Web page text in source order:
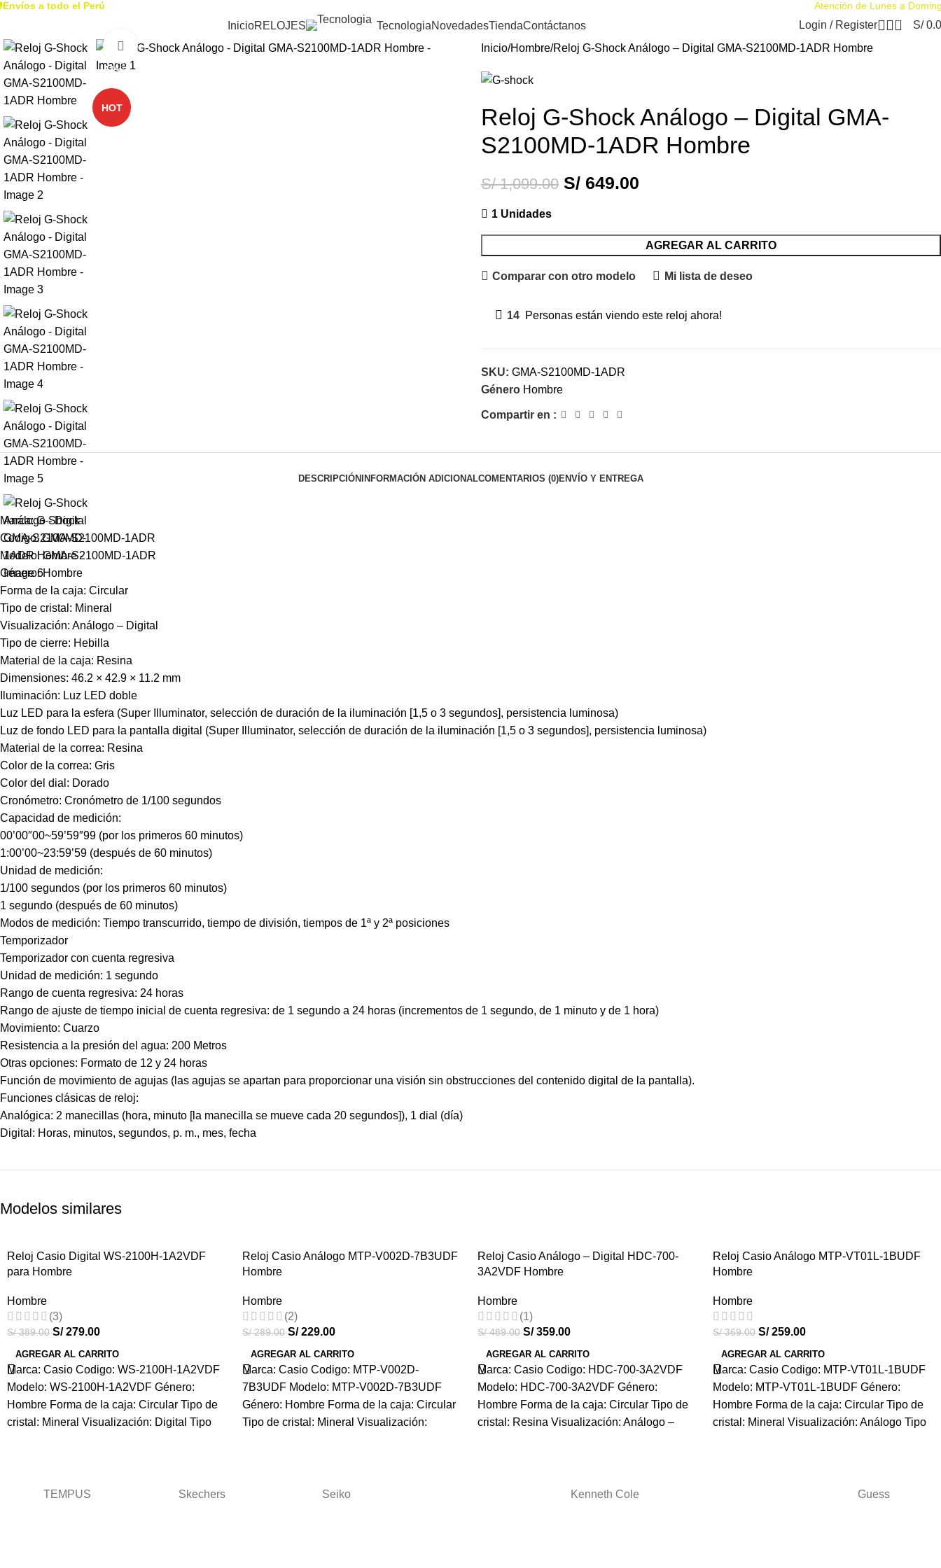
Envíos a todo el Perú Atención de Lunes a
InicioRELOJES TecnologiaNovedadesTiendaContáctanos Login / Register 0 S/
-41%
HOT
Click to enlarge Inicio Hombre Reloj G-Shock Análogo – Digital GMA-S2100MD-1ADR Hombre
Reloj G-Shock Análogo – Digital GMA-
S2100MD-1ADR Hombre
S/1,099.00 S/ 649.00
1 Unidades
AGREGAR AL CARRITO
Comparar con otro modelo Mi lista de deseo
14 Personas están viendo este reloj ahora!
SKU: GMA-S2100MD-1ADR
Género Hombre
Compartir en :
DESCRIPCIÓN INFORMACIÓN ADICIONALCOMENTARIOS (0)ENVÍO Y ENTREGA
Marca: G-Shock
Codigo: GMA-S2100MD-1ADR
Modelo: GMA-S2100MD-1ADR
Género: Hombre
Forma de la caja: Circular
Tipo de cristal: Mineral
Visualización: Análogo – Digital
Tipo de cierre: Hebilla
Material de la caja: Resina
Dimensiones: 46.2 × 42.9 × 11.2 mm
Iluminación: Luz LED doble
Luz LED para la esfera (Super Illuminator, selección de duración de la iluminación [1,5 o 3 segundos], persistencia luminosa)
Luz de fondo LED para la pantalla digital (Super Illuminator, selección de duración de la iluminación [1,5 o 3 segundos], persistencia luminosa)
Material de la correa: Resina
Color de la correa: Gris
Color del dial: Dorado
Cronómetro: Cronómetro de 1/100 segundos
Capacidad de medición:
00’00″00~59’59″99 (por los primeros 60 minutos)
1:00’00~23:59’59 (después de 60 minutos)
Unidad de medición:
1/100 segundos (por los primeros 60 minutos)
1 segundo (después de 60 minutos)
Modos de medición: Tiempo transcurrido, tiempo de división, tiempos de 1ª y 2ª posiciones
Temporizador
Temporizador con cuenta regresiva
Unidad de medición: 1 segundo
Rango de cuenta regresiva: 24 horas
Rango de ajuste de tiempo inicial de cuenta regresiva: de 1 segundo a 24 horas (incrementos de 1 segundo, de 1 minuto y de 1 hora)
Movimiento: Cuarzo
Resistencia a la presión del agua: 200 Metros
Otras opciones: Formato de 12 y 24 horas
Función de movimiento de agujas (las agujas se apartan para proporcionar una visión sin obstrucciones del contenido digital de la pantalla).
Funciones clásicas de reloj:
Analógica: 2 manecillas (hora, minuto [la manecilla se mueve cada 20 segundos]), 1 dial (día)
Digital: Horas, minutos, segundos, p. m., mes, fecha
Modelos similares
-28%
Reloj Casio Digital WS-2100H-1A2VDF
para Hombre
Hombre
(3)
S/389.00 S/279.00
AGREGAR AL CARRITO
Marca: Casio Codigo: WS-2100H-1A2VDF
Modelo: WS-2100H-1A2VDF Género:
Hombre Forma de la caja: Circular Tipo de
cristal: Mineral Visualización: Digital Tipo
-21%
Reloj Casio Análogo MTP-V002D-7B3UDF
Hombre
Hombre
(2)
S/289.00 S/229.00
AGREGAR AL CARRITO
Marca: Casio Codigo: MTP-V002D-
7B3UDF Modelo: MTP-V002D-7B3UDF
Género: Hombre Forma de la caja: Circular
Tipo de cristal: Mineral Visualización:
-27%
Reloj Casio Análogo – Digital HDC-700-
3A2VDF Hombre
Hombre
(1)
S/489.00 S/359.00
AGREGAR AL CARRITO
Marca: Casio Codigo: HDC-700-3A2VDF
Modelo: HDC-700-3A2VDF Género:
Hombre Forma de la caja: Circular Tipo de
cristal: Resina Visualización: Análogo –
-30%
Reloj Casio Análogo MTP-VT01L-1BUDF
Hombre
Hombre
S/369.00 S/259.00
AGREGAR AL CARRITO
Marca: Casio Codigo: MTP-VT01L-1BUDF
Modelo: MTP-VT01L-1BUDF Género:
Hombre Forma de la caja: Circular Tipo de
cristal: Mineral Visualización: Análogo Tipo
TEMPUS Skechers Seiko Kenneth Cole Guess